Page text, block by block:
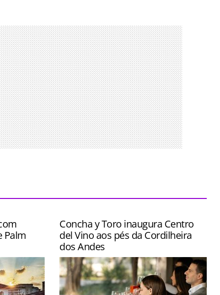
Palm
Concha y Toro inaugura Centro
del Vino aos pés da Cordilheira
dos Andes